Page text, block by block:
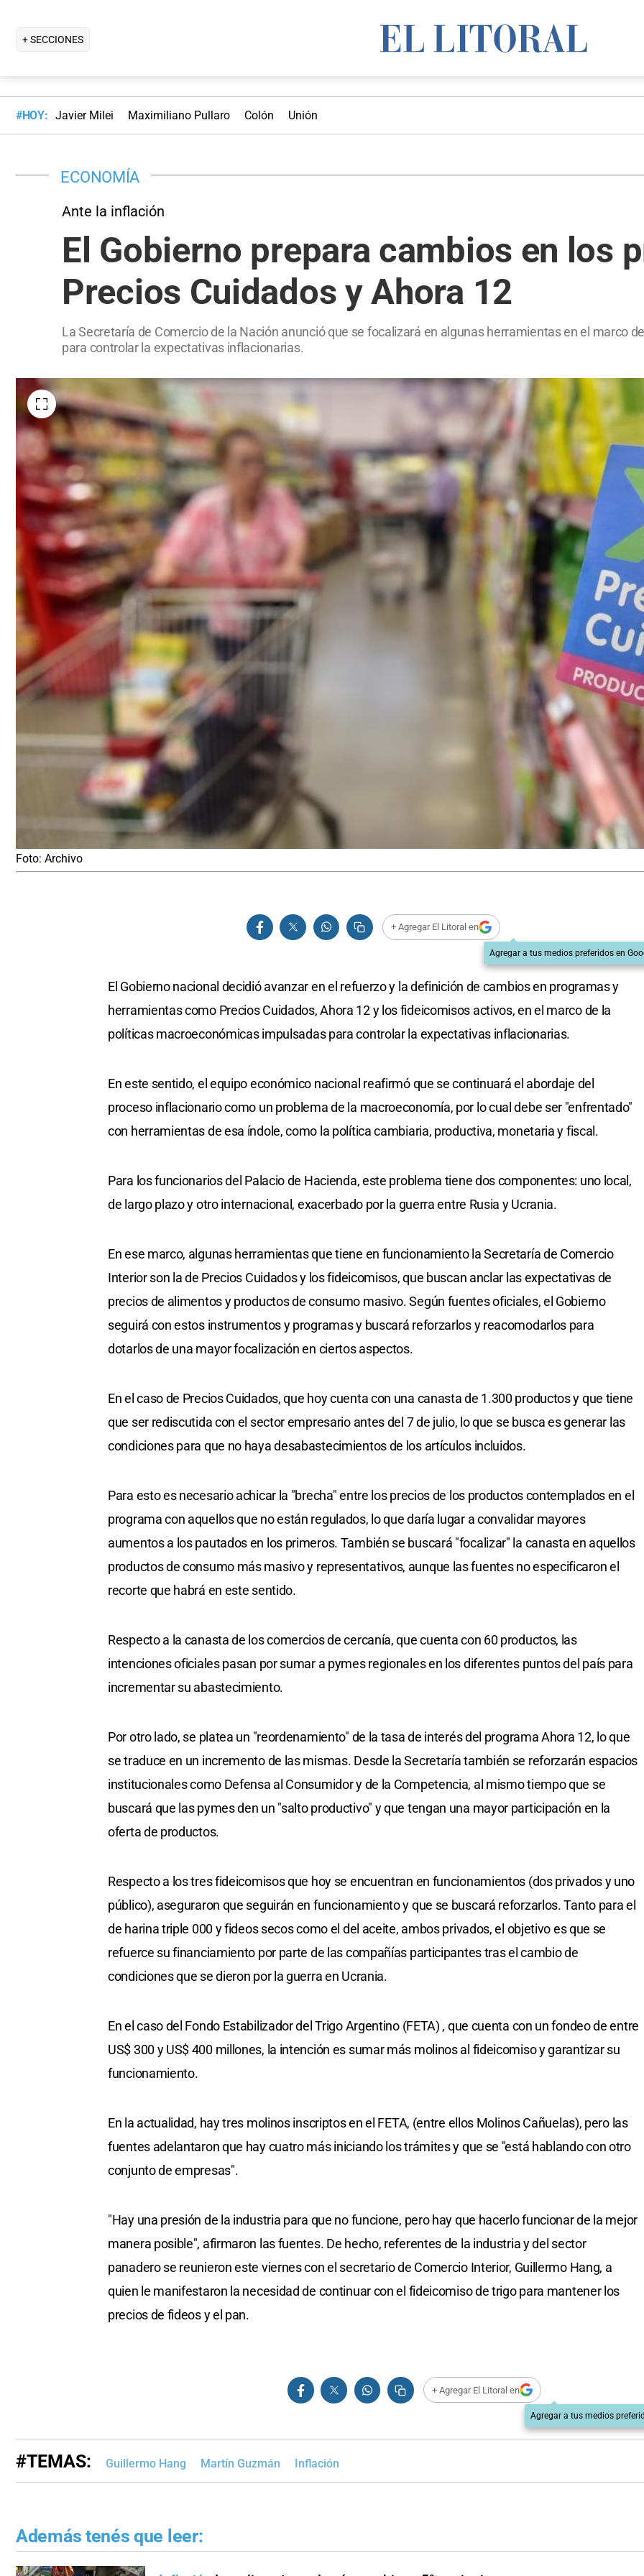
+ SECCIONES
#HOY: Javier Milei Maximiliano Pullaro Colón Unión
ECONOMÍA
Ante la inflación
El Gobierno prepara cambios en los
Precios Cuidados y Ahora 12
La Secretaría de Comercio de la Nación anunció que se focalizará en algunas herramientas en el marco
para controlar la expectativas inflacionarias.
Foto: Archivo
+ Agregar El Litoral en
Agregar a tus medios preferidos en
El Gobierno nacional decidió avanzar en el refuerzo y la definición de cambios en programas y
herramientas como Precios Cuidados, Ahora 12 y los fideicomisos activos, en el marco de la
políticas macroeconómicas impulsadas para controlar la expectativas inflacionarias.
En este sentido, el equipo económico nacional reafirmó que se continuará el abordaje del
proceso inflacionario como un problema de la macroeconomía, por lo cual debe ser "enfrentado"
con herramientas de esa índole, como la política cambiaria, productiva, monetaria y fiscal.
Para los funcionarios del Palacio de Hacienda, este problema tiene dos componentes: uno local,
de largo plazo y otro internacional, exacerbado por la guerra entre Rusia y Ucrania.
En ese marco, algunas herramientas que tiene en funcionamiento la Secretaría de Comercio
Interior son la de Precios Cuidados y los fideicomisos, que buscan anclar las expectativas de
precios de alimentos y productos de consumo masivo. Según fuentes oficiales, el Gobierno
seguirá con estos instrumentos y programas y buscará reforzarlos y reacomodarlos para
dotarlos de una mayor focalización en ciertos aspectos.
En el caso de Precios Cuidados, que hoy cuenta con una canasta de 1.300 productos y que tiene
que ser rediscutida con el sector empresario antes del 7 de julio, lo que se busca es generar las
condiciones para que no haya desabastecimientos de los artículos incluidos.
Para esto es necesario achicar la "brecha" entre los precios de los productos contemplados en el
programa con aquellos que no están regulados, lo que daría lugar a convalidar mayores
aumentos a los pautados en los primeros. También se buscará "focalizar" la canasta en aquellos
productos de consumo más masivo y representativos, aunque las fuentes no especificaron el
recorte que habrá en este sentido.
Respecto a la canasta de los comercios de cercanía, que cuenta con 60 productos, las
intenciones oficiales pasan por sumar a pymes regionales en los diferentes puntos del país para
incrementar su abastecimiento.
Por otro lado, se platea un "reordenamiento" de la tasa de interés del programa Ahora 12, lo que
se traduce en un incremento de las mismas. Desde la Secretaría también se reforzarán espacios
institucionales como Defensa al Consumidor y de la Competencia, al mismo tiempo que se
buscará que las pymes den un "salto productivo" y que tengan una mayor participación en la
oferta de productos.
Respecto a los tres fideicomisos que hoy se encuentran en funcionamientos (dos privados y uno
público), aseguraron que seguirán en funcionamiento y que se buscará reforzarlos. Tanto para el
de harina triple 000 y fideos secos como el del aceite, ambos privados, el objetivo es que se
refuerce su financiamiento por parte de las compañías participantes tras el cambio de
condiciones que se dieron por la guerra en Ucrania.
En el caso del Fondo Estabilizador del Trigo Argentino (FETA) , que cuenta con un fondeo de entre
US$ 300 y US$ 400 millones, la intención es sumar más molinos al fideicomiso y garantizar su
funcionamiento.
En la actualidad, hay tres molinos inscriptos en el FETA, (entre ellos Molinos Cañuelas), pero las
fuentes adelantaron que hay cuatro más iniciando los trámites y que se "está hablando con otro
conjunto de empresas".
"Hay una presión de la industria para que no funcione, pero hay que hacerlo funcionar de la mejor
manera posible", afirmaron las fuentes. De hecho, referentes de la industria y del sector
panadero se reunieron este viernes con el secretario de Comercio Interior, Guillermo Hang, a
quien le manifestaron la necesidad de continuar con el fideicomiso de trigo para mantener los
precios de fideos y el pan.
+ Agregar El Litoral en
Agregar a tus medios
#TEMAS: Guillermo Hang Martín Guzmán Inflación
Además tenés que leer: